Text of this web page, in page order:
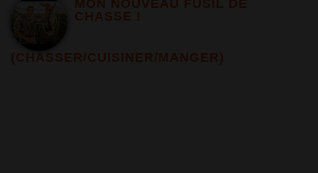
MON NOUVEAU FUSIL DE
CHASSE !
(CHASSER/CUISINER/MANGER)